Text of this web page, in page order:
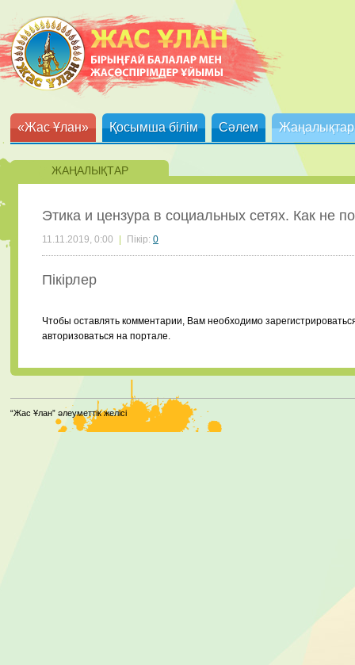
«Жас Ұлан» Қосымша білім Сәлем Жаңалықтар
ЖАҢАЛЫҚТАР
Этика и цензура в социальных сетях. Как не
11.11.2019, 0:00 Пікір: 0
Пікірлер
Чтобы оставлять комментарии, Вам необходимо
авторизоваться на портале.
“Жас Ұлан” әлеуметтік желісі